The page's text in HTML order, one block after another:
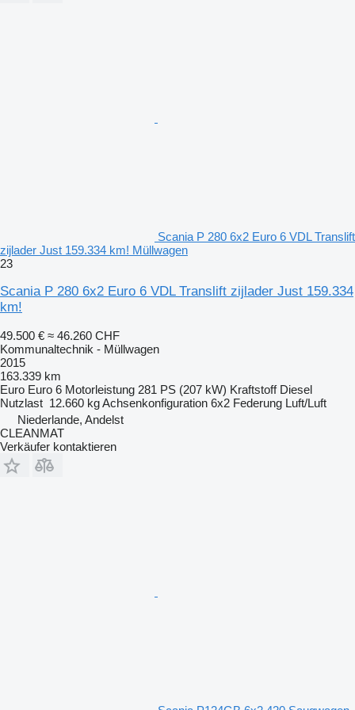
Scania P 280 6x2 Euro 6 VDL Translift
zijlader Just 159.334 km! Müllwagen
23
Scania P 280 6x2 Euro 6 VDL Translift zijlader Just 159.334
km!
49.500 € ≈ 46.260 CHF
Kommunaltechnik - Müllwagen
2015
163.339 km
Euro Euro 6 Motorleistung 281 PS (207 kW) Kraftstoff Diesel
Nutzlast 12.660 kgAchsenkonfiguration 6x2 Federung Luft/Luft
Niederlande, Andelst
CLEANMAT
Verkäufer kontaktieren